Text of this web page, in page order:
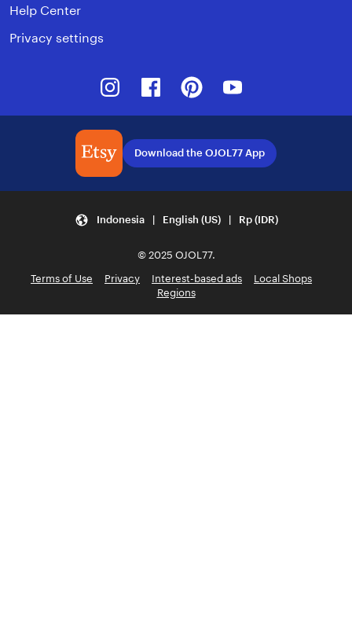
Help Center
Privacy settings
InstagramFacebookPinterest
Download the OJOL77 App
Indonesia | English (US) | Rp (IDR)
© 2025 OJOL77.
Terms of Use
Privacy Interest-based ads
Local Shops
Regions